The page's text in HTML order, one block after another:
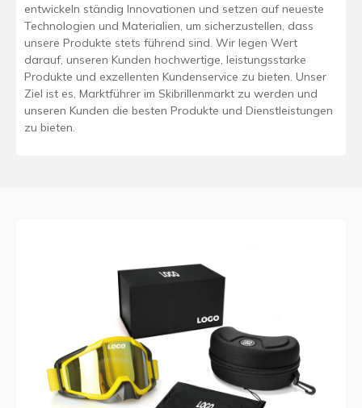
entwickeln ständig Innovationen und setzen auf neueste
Technologien und Materialien, um sicherzustellen, dass
unsere Produkte stets führend sind. Wir legen Wert
darauf, unseren Kunden hochwertige, leistungsstarke
Produkte und exzellenten Kundenservice zu bieten. Unser
Ziel ist es, Marktführer im Skibrillenmarkt zu werden und
unseren Kunden die besten Produkte und Dienstleistungen
zu bieten.